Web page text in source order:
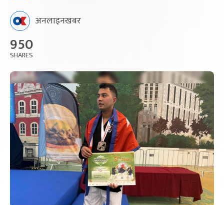
अनलाइनखबर
950
SHARES